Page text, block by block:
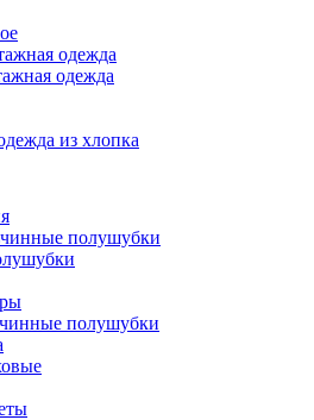
одежда
одежда
из хлопка
полушубки
полушубки